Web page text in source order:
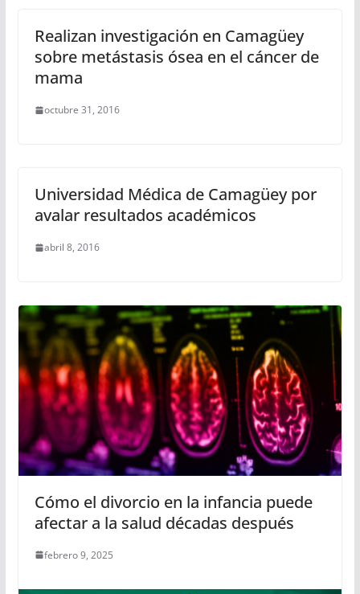
Realizan investigación en Camagüey
sobre metástasis ósea en el cáncer de
mama
octubre 31, 2016
Universidad Médica de Camagüey por
avalar resultados académicos
abril 8, 2016
Cómo el divorcio en la infancia puede
afectar a la salud décadas después
febrero 9, 2025